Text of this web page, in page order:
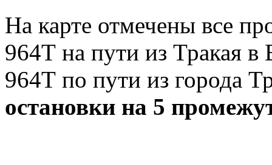
На карте отмечены все
964Т на пути из Тракая
964Т по пути из города
остановки на 5